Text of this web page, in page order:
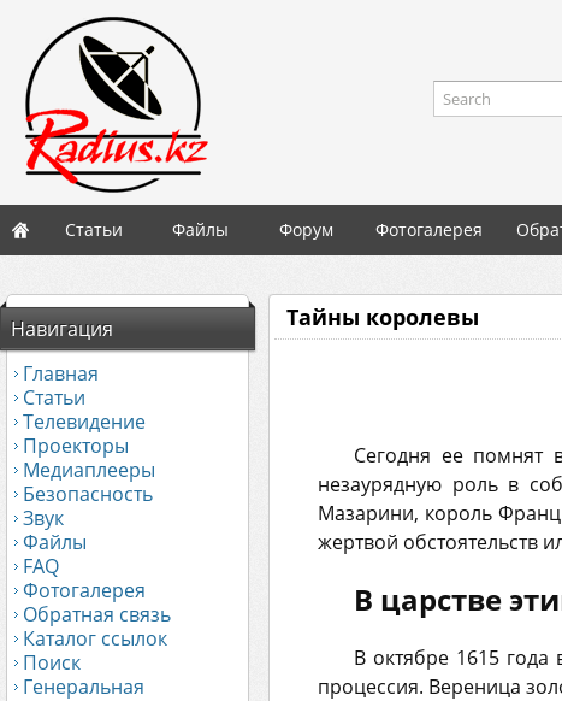
Search
Статьи Файлы Форум Фотогалерея
Навигация
Главная
Статьи
Телевидение
Проекторы
Медиаплееры
Безопасность
Звук
Файлы
FAQ
Фотогалерея
Обратная связь
Каталог ссылок
Поиск
Генеральная
Тайны королевы
Сегодня ее
незаурядную роль в
Мазарини, король
жертвой обстоятельств
В царстве
В октябре 1615
процессия. Вереница